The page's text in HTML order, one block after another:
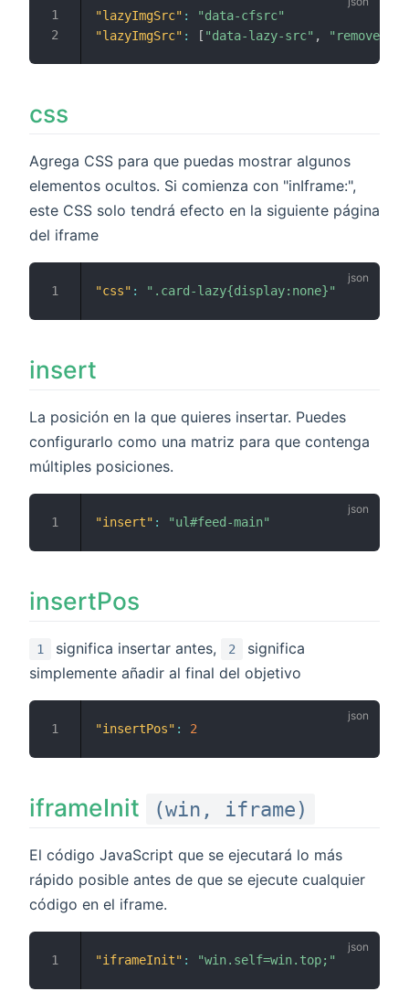
"lazyImgSrc" :
"data-cfsrc"
"lazyImgSrc" : [ "data-lazy-src" ,
css
Agrega CSS para que puedas mostrar algunos
elementos ocultos. Si comienza con "inIframe:",
este CSS solo tendrá efecto en la siguiente página
del iframe
"css" : ".card-lazy{display:none}"
insert
La posición en la que quieres insertar. Puedes
configurarlo como una matriz para que contenga
múltiples posiciones.
"insert" : "ul#feed-main"
insertPos
1 significa insertar antes, 2
significa
simplemente añadir al final del objetivo
"insertPos" : 2
iframeInit (win, iframe)
El código JavaScript que se ejecutará lo más
rápido posible antes de que se ejecute cualquier
código en el iframe.
"iframeInit" : "win.self=win.top;"